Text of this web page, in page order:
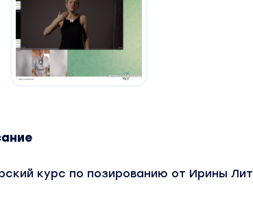
курс по позированию от Ирины